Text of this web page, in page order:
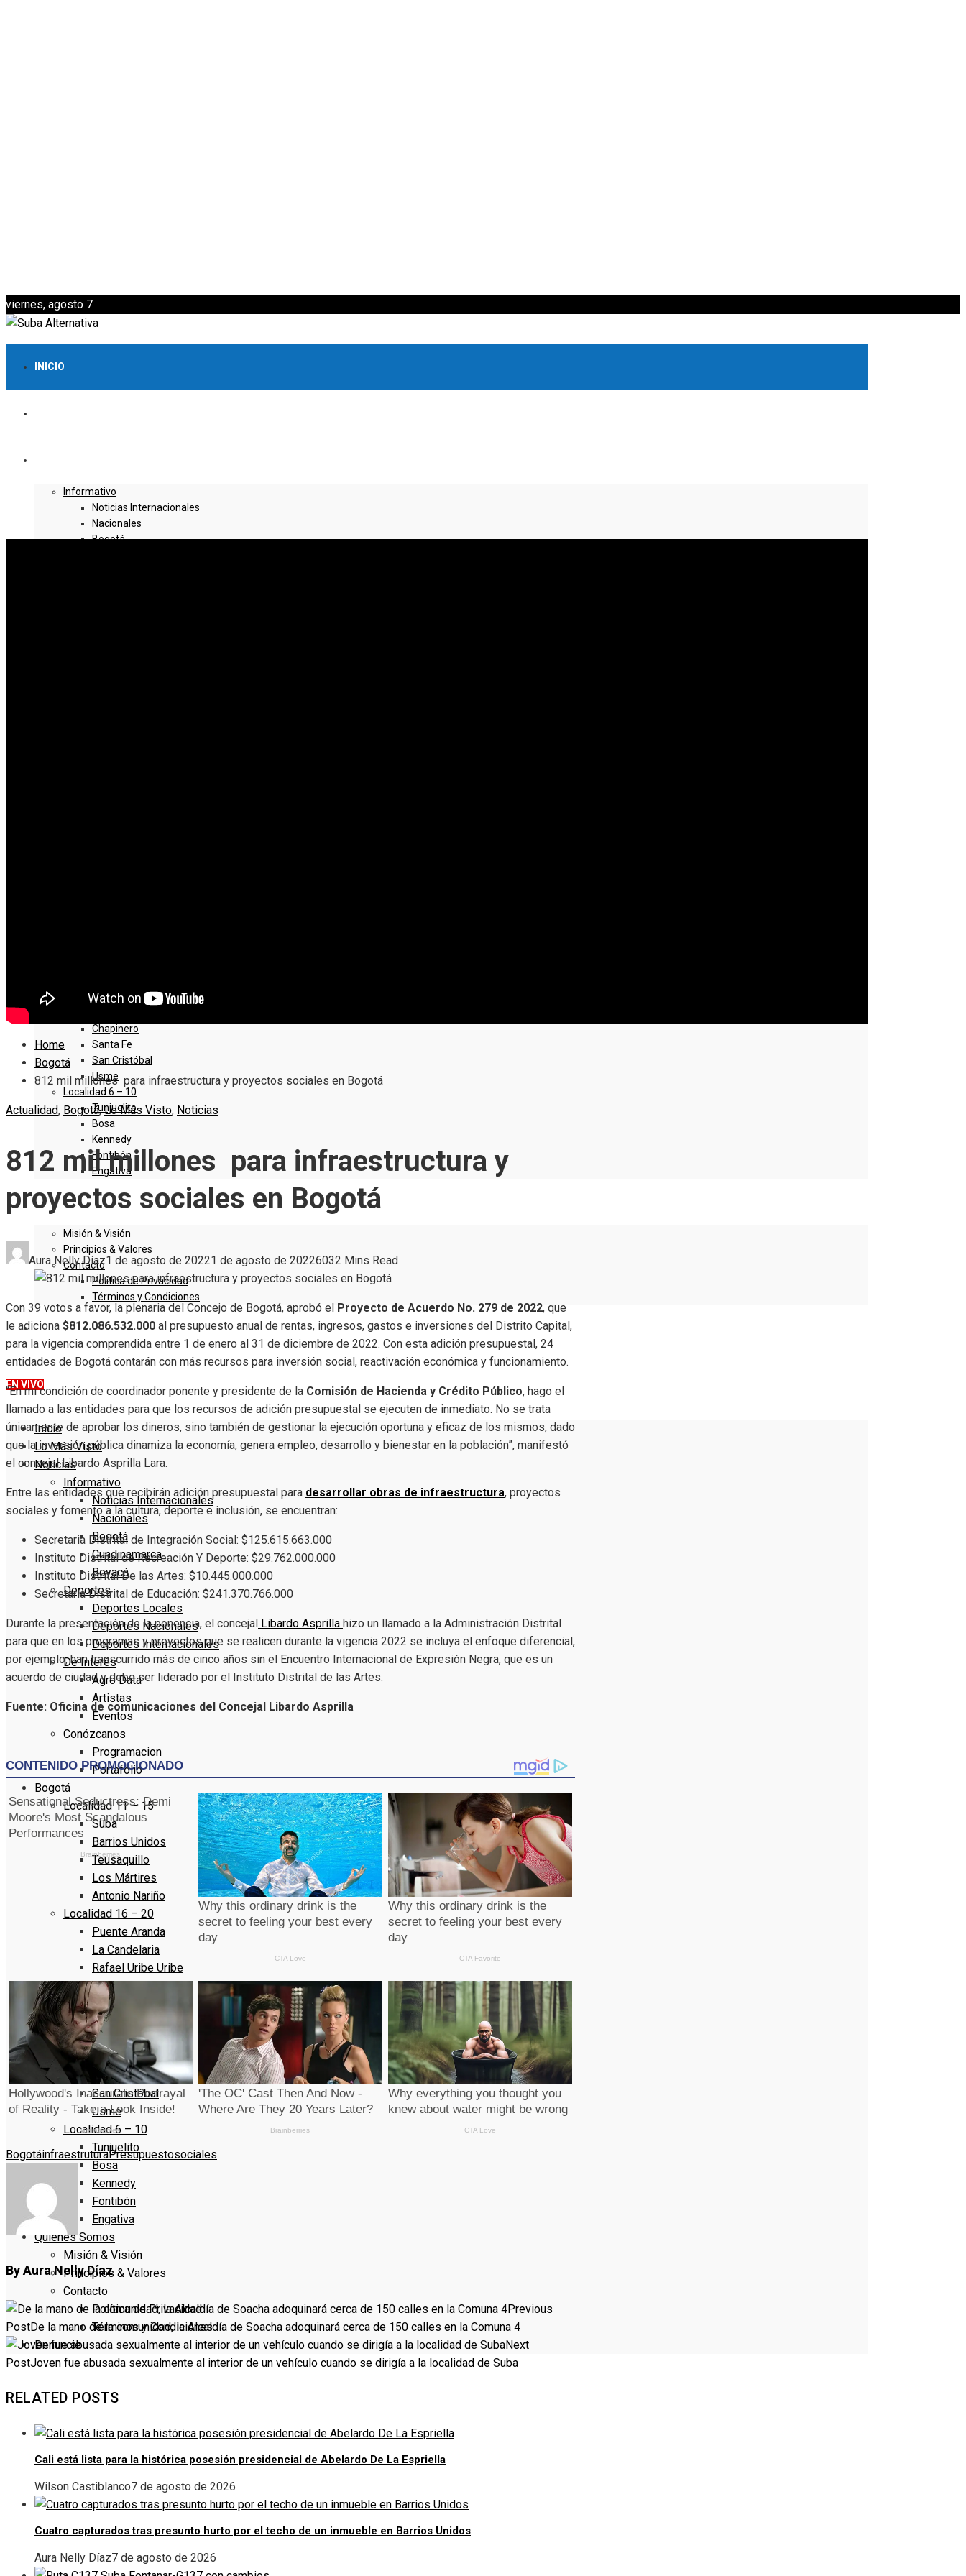
viernes, agosto 7
INICIO
Informativo
Noticias Internacionales
Nacionales
Bogotá
Localidad 1 – 5
Chapinero
Santa Fe
San Cristóbal
Usme
Localidad 6 – 10
Tunjuelito
Bosa
Kennedy
Fontibón
Engativa
QUIENES SOMOS
Misión & Visión
Principios & Valores
Contacto
Política de Privacidad
Términos y Condiciones
DENUNCIE
EN VIVO
Inicio
Lo Más Visto
Noticias
Informativo
Noticias Internacionales
Nacionales
Bogotá
Cundinamarca
Boyacá
Deportes
Deportes Locales
Deportes Nacionales
Deportes Internacionales
De Interés
Agro Data
Artistas
Eventos
Conózcanos
Programacion
Portafolio
Bogotá
Localidad 11 – 15
Suba
Barrios Unidos
Teusaquillo
Los Mártires
Antonio Nariño
Localidad 16 – 20
Puente Aranda
La Candelaria
Rafael Uribe Uribe
Ciudad Bolivar
Sumapaz
Localidad 1 – 5
Usaquen
Chapinero
Santa Fe
San Cristóbal
Usme
Localidad 6 – 10
Tunjuelito
Bosa
Kennedy
Fontibón
Engativa
Quienes Somos
Misión & Visión
Principios & Valores
Contacto
Política de Privacidad
Términos y Condiciones
Denuncie
Home
Bogotá
812 mil millones para infraestructura y proyectos sociales en Bogotá
Actualidad, Bogotá,Lo Más Visto, Noticias
812 mil millones para infraestructura y
proyectos sociales en Bogotá
Aura Nelly Díaz1 de agosto de 20221 de agosto de 20226032 Mins Read
Con 39 votos a favor, la plenaria del Concejo de Bogotá, aprobó el Proyecto de Acuerdo No. 279 de 2022, que
le adiciona $812.086.532.000 al presupuesto anual de rentas, ingresos, gastos e inversiones del Distrito Capital,
para la vigencia comprendida entre 1 de enero al 31 de diciembre de 2022. Con esta adición presupuestal, 24
entidades de Bogotá contarán con más recursos para inversión social, reactivación económica y funcionamiento.
“En mi condición de coordinador ponente y presidente de la Comisión de Hacienda y Crédito Público, hago el
llamado a las entidades para que los recursos de adición presupuestal se ejecuten de inmediato. No se trata
únicamente de aprobar los dineros, sino también de gestionar la ejecución oportuna y eficaz de los mismos, dado
que la inversión pública dinamiza la economía, genera empleo, desarrollo y bienestar en la población”, manifestó
el concejal Libardo Asprilla Lara.
Entre las entidades que recibirán adición presupuestal para desarrollar obras de infraestructura, proyectos
sociales y fomento a la cultura, deporte e inclusión, se encuentran:
Secretaria Distrital de Integración Social: $125.615.663.000
Instituto Distrital de Recreación Y Deporte: $29.762.000.000
Instituto Distrital De las Artes: $10.445.000.000
Secretaría Distrital de Educación: $241.370.766.000
Durante la presentación de la ponencia, el concejal Libardo Asprilla hizo un llamado a la Administración Distrital
para que en los programas y proyectos que se realicen durante la vigencia 2022 se incluya el enfoque diferencial,
por ejemplo, han transcurrido más de cinco años sin el Encuentro Internacional de Expresión Negra, que es un
acuerdo de ciudad y debe ser liderado por el Instituto Distrital de las Artes.
Fuente: Oficina de comunicaciones del Concejal Libardo Asprilla
BogotáinfraestruturaPresupuestosociales
By Aura Nelly Díaz
Previous
PostDe la mano de la comunidad, la Alcaldía de Soacha adoquinará cerca de 150 calles en la Comuna 4
Next
PostJoven fue abusada sexualmente al interior de un vehículo cuando se dirigía a la localidad de Suba
RELATED POSTS
Cali está lista para la histórica posesión presidencial de Abelardo De La Espriella
Wilson Castiblanco7 de agosto de 2026
Cuatro capturados tras presunto hurto por el techo de un inmueble en Barrios Unidos
Aura Nelly Díaz7 de agosto de 2026